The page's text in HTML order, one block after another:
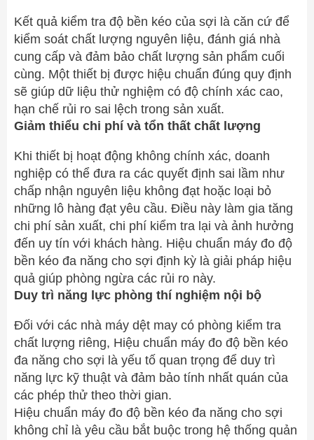
Kết quả kiểm tra độ bền kéo của sợi là căn cứ để
kiểm soát chất lượng nguyên liệu, đánh giá nhà
cung cấp và đảm bảo chất lượng sản phẩm cuối
cùng. Một thiết bị được hiệu chuẩn đúng quy định
sẽ giúp dữ liệu thử nghiệm có độ chính xác cao,
hạn chế rủi ro sai lệch trong sản xuất.
Giảm thiểu chi phí và tổn thất chất lượng
Khi thiết bị hoạt động không chính xác, doanh
nghiệp có thể đưa ra các quyết định sai lầm như
chấp nhận nguyên liệu không đạt hoặc loại bỏ
những lô hàng đạt yêu cầu. Điều này làm gia tăng
chi phí sản xuất, chi phí kiểm tra lại và ảnh hưởng
đến uy tín với khách hàng. Hiệu chuẩn máy đo độ
bền kéo đa năng cho sợi định kỳ là giải pháp hiệu
quả giúp phòng ngừa các rủi ro này.
Duy trì năng lực phòng thí nghiệm nội bộ
Đối với các nhà máy dệt may có phòng kiểm tra
chất lượng riêng, Hiệu chuẩn máy đo độ bền kéo
đa năng cho sợi là yếu tố quan trọng để duy trì
năng lực kỹ thuật và đảm bảo tính nhất quán của
các phép thử theo thời gian.
Hiệu chuẩn máy đo độ bền kéo đa năng cho sợi
không chỉ là yêu cầu bắt buộc trong hệ thống quản